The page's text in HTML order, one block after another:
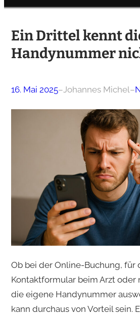
Ein Drittel kennt
Handynummer
16. Mai 2025–Johannes Michel–
Ob bei der Online-Buchung, für
Kontaktformular beim Arzt oder
die eigene Handynummer
kann durchaus von Vorteil sein.